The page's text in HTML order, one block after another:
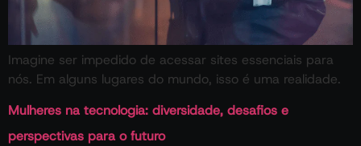
Imagine ser impedido de acessar sites essenciais para
nós. Em alguns lugares do mundo, isso é uma realidade.
Mulheres na tecnologia: diversidade, desafios e
perspectivas para o futuro